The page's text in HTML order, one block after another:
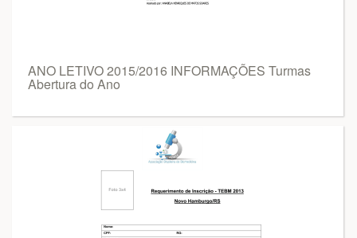
ANO LETIVO 2015/2016 INFORMAÇÕES Turmas
Abertura do Ano